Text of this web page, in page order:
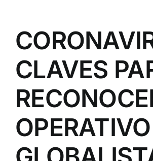
CLAVES
OPERATIVO